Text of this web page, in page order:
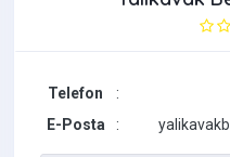
Telefon :
E-Posta
: